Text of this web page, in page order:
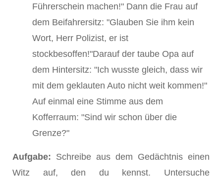
Führerschein machen!" Dann die Frau auf
dem Beifahrersitz: "Glauben Sie ihm kein
Wort, Herr Polizist, er ist
stockbesoffen!"Darauf der taube Opa auf
dem Hintersitz: "Ich wusste gleich, dass wir
mit dem geklauten Auto nicht weit kommen!"
Auf einmal eine Stimme aus dem
Kofferraum: "Sind wir schon über die
Grenze?"
Aufgabe: Schreibe aus dem Gedächtnis einen
Witz auf, den du kennst. Untersuche